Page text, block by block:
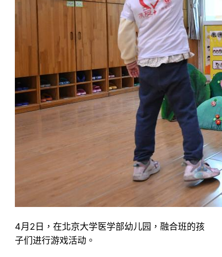
4月2日，在北京大学医学部幼儿园，融合班的孩
子们进行游戏活动。